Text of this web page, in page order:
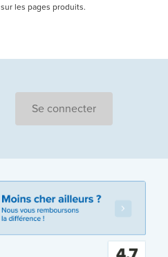
les pages produits.
Se connecter